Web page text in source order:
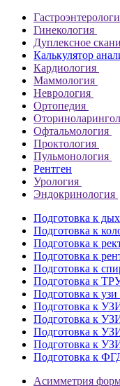
Гинекология
Дуплексное
Калькулятор
Кардиология
Маммология
Неврология
Ортопедия
Офтальмология
Проктология
Пульмонология
Рентген
Урология
Эндокринология
Подготовка к
Подготовка к
Подготовка к
Подготовка к
Подготовка к
Подготовка к
Подготовка к узи
Подготовка к
Подготовка к
Подготовка к
Подготовка к
Подготовка к
Асимметрия